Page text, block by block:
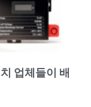
업체들이 배